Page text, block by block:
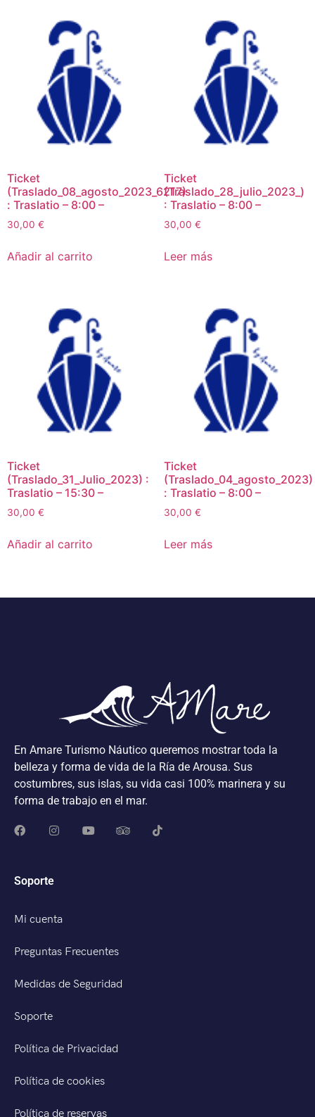
Ticket
(Traslado_08_agosto_2023_6217)
: Traslatio – 8:00 –
30,00 €
Añadir al carrito
Ticket
(Traslado_28_julio_2023_)
: Traslatio – 8:00 –
30,00 €
Leer más
Ticket
(Traslado_31_Julio_2023) :
Traslatio – 15:30 –
30,00 €
Añadir al carrito
Ticket
(Traslado_04_agosto_2023)
: Traslatio – 8:00 –
30,00 €
Leer más
En Amare Turismo Náutico queremos mostrar toda la
belleza y forma de vida de la Ría de Arousa. Sus
costumbres, sus islas, su vida casi 100% marinera y su
forma de trabajo en el mar.
Soporte
Mi cuenta
Preguntas Frecuentes
Medidas de Seguridad
Soporte
Política de Privacidad
Política de cookies
Política de reservas